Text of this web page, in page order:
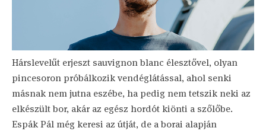
Hárslevelűt erjeszt sauvignon blanc élesztővel, olyan
pincesoron próbálkozik vendéglátással, ahol senki
másnak nem jutna eszébe, ha pedig nem tetszik neki az
elkészült bor, akár az egész hordót kiönti a szőlőbe.
Espák Pál még keresi az útját, de a borai alapján